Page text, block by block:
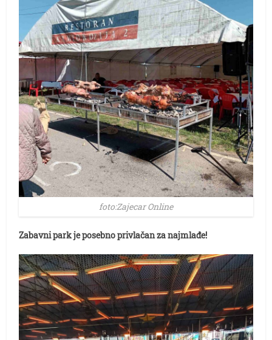
foto:Zajecar Online
Zabavni park je posebno privlačan za najmlađe!